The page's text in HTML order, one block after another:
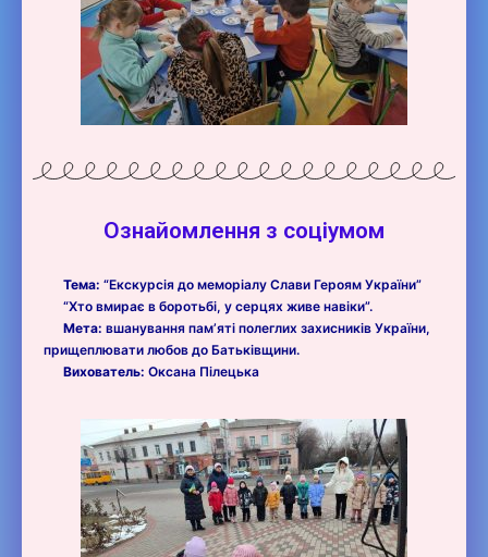
Ознайомлення з соціумом
Тема: “Екскурсія до меморіалу Слави Героям України”
“Хто вмирає в боротьбі, у серцях живе навіки”.
Мета: вшанування пам’яті полеглих захисників України,
прищеплювати любов до Батьківщини.
Вихователь: Оксана Пілецька